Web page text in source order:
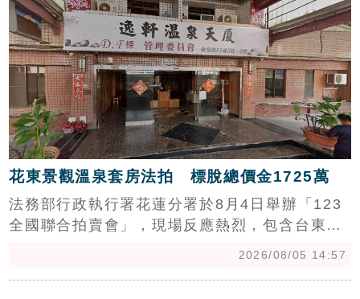
親民房價等優勢，吸引剛性需求支撐，銷售率表
現穩健。目前新北市預售屋平均銷售率為
73.1%，土城與五股表現最亮眼，銷售率突破8
成，顯示區域生活機能與產業發展仍是影響購屋
買氣的關鍵指標。
花東景觀溫泉套房法拍 標脫總價金1725萬
法務部行政執行署花蓮分署於8月4日舉辦「123
全國聯合拍賣會」，現場反應熱烈，包含台東知
2026/08/05 14:57